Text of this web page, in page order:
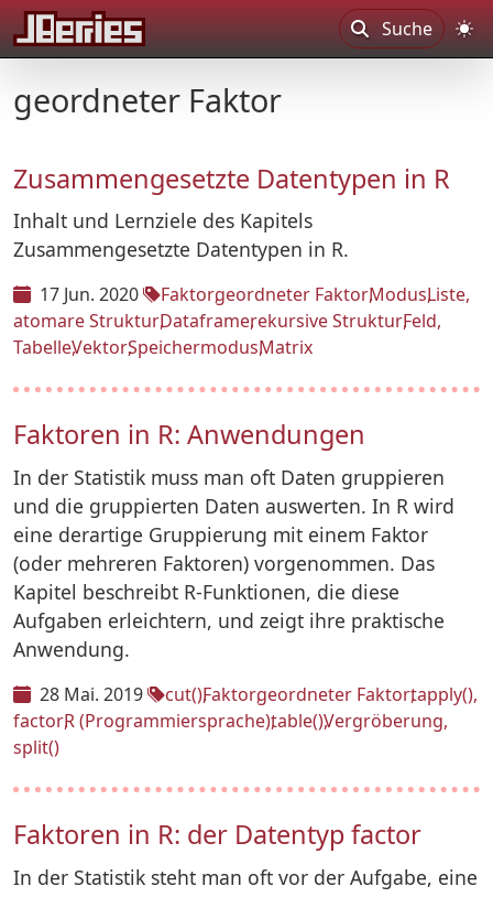
Suche
geordneter Faktor
Zusammengesetzte Datentypen in R
Inhalt und Lernziele des Kapitels
Zusammengesetzte Datentypen in R.
17 Jun. 2020 Faktorgeordneter FaktorModusListe
atomare StrukturDataframerekursive StrukturFeld
TabelleVektorSpeichermodusMatrix
Faktoren in R: Anwendungen
In der Statistik muss man oft Daten gruppieren
und die gruppierten Daten auswerten. In R wird
eine derartige Gruppierung mit einem Faktor
(oder mehreren Faktoren) vorgenommen. Das
Kapitel beschreibt R-Funktionen, die diese
Aufgaben erleichtern, und zeigt ihre praktische
Anwendung.
28 Mai. 2019 cut()Faktorgeordneter Faktortapply()
factorR (Programmiersprache)table()Vergröberung
split()
Faktoren in R: der Datentyp factor
In der Statistik steht man oft vor der Aufgabe, eine